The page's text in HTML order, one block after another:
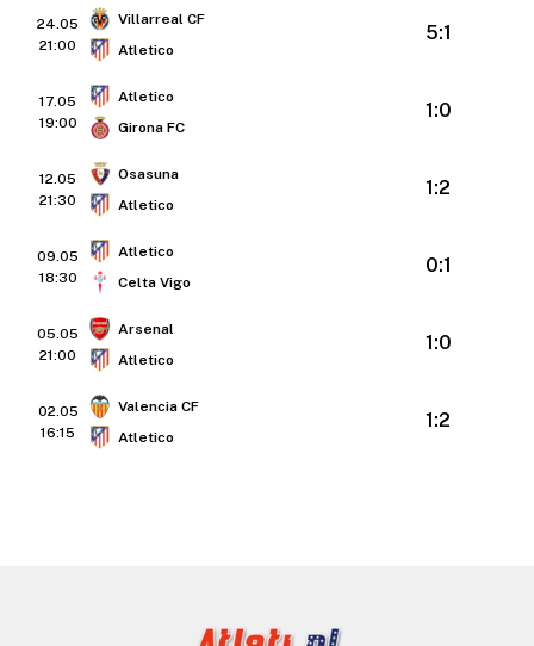
24.05
21:00
Villarreal CF
Atletico
5:1
17.05
19:00
Atletico
Girona FC
1:0
12.05
21:30
Osasuna
Atletico
1:2
09.05
18:30
Atletico
Celta Vigo
0:1
05.05
21:00
Arsenal
Atletico
1:0
02.05
16:15
Valencia CF
Atletico
1:2